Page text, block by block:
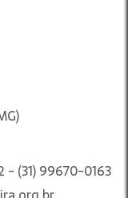
- (31) 99670-0163